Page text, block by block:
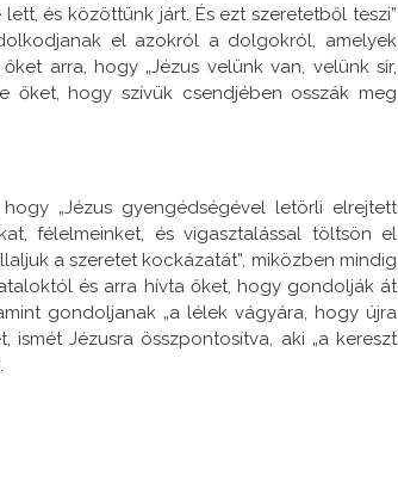
és közöttünk járt. És ezt szeretetből teszi”
el azokról a dolgokról, amelyek
arra, hogy „Jézus velünk van, velünk sír,
őket, hogy szívük csendjében osszák meg
„Jézus gyengédségével letörli elrejtett
félelmeinket, és vigasztalással töltsön el
a szeretet kockázatát”, miközben mindig
és arra hívta őket, hogy gondolják át
gondoljanak „a lélek vágyára, hogy újra
ismét Jézusra összpontosítva, aki „a kereszt